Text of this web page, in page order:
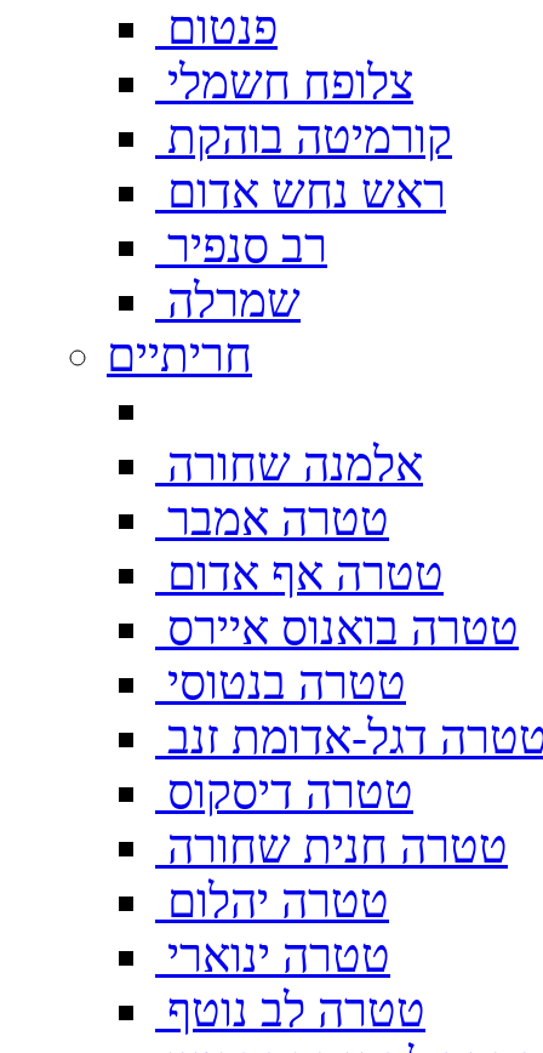
פנטום
צלופח חשמלי
קורמיטה בוהקת
ראש נחש אדום
רב סנפיר
שמרלה
חריתיים
אלמנה שחורה
טטרה אמבר
טטרה אף אדום
טטרה בואנוס איירס
טטרה בנטוסי
דגל-אדומת זנב
טטרה דיסקוס
טטרה חנית שחורה
טטרה יהלום
טטרה ינוארי
טטרה לב נוטף